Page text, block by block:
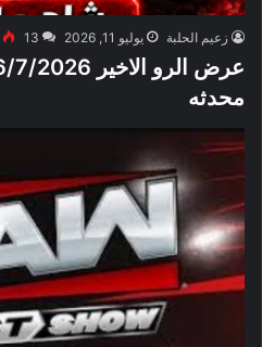
زعيم الحلبة يوليو 11, 2026 13
محدثه